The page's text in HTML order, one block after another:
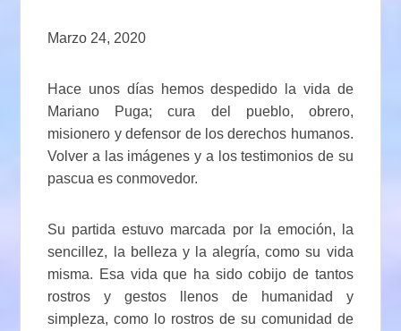
Marzo 24, 2020
Hace unos días hemos despedido la vida de
Mariano Puga; cura del pueblo, obrero,
misionero y defensor de los derechos humanos.
Volver a las imágenes y a los testimonios de su
pascua es conmovedor.
Su partida estuvo marcada por la emoción, la
sencillez, la belleza y la alegría, como su vida
misma. Esa vida que ha sido cobijo de tantos
rostros y gestos llenos de humanidad y
simpleza, como lo rostros de su comunidad de